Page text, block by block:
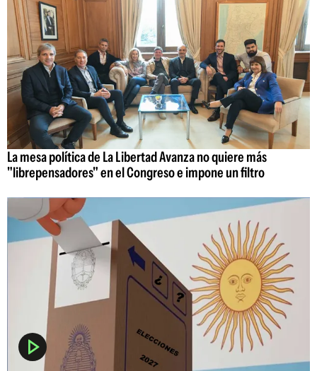
La mesa política de La Libertad Avanza no quiere más
"librepensadores" en el Congreso e impone un filtro